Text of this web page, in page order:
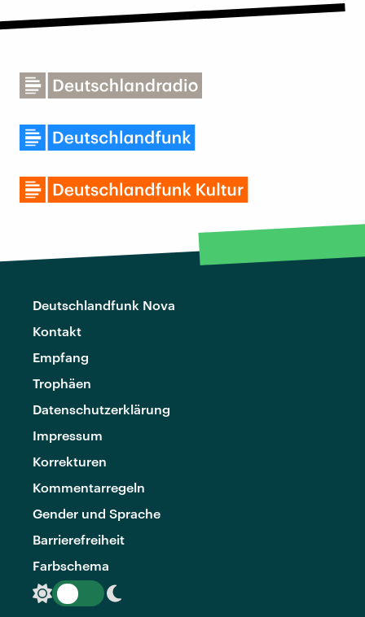
Deutschlandfunk Nova
Kontakt
Empfang
Trophäen
Datenschutzerklärung
Impressum
Korrekturen
Kommentarregeln
Gender und Sprache
Barrierefreiheit
Farbschema